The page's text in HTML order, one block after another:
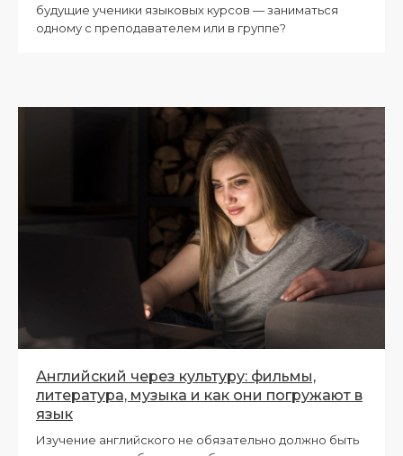
будущие ученики языковых курсов — заниматься
одному с преподавателем или в группе?
Английский через культуру: фильмы,
литература, музыка и как они погружают в
язык
Изучение английского не обязательно должно быть